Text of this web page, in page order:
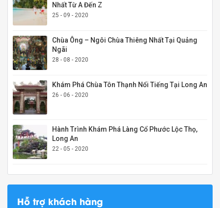
Nhất Từ A Đến Z
25 - 09 - 2020
Chùa Ông – Ngôi Chùa Thiêng Nhất Tại Quảng
Ngãi
28 - 08 - 2020
Khám Phá Chùa Tôn Thạnh Nổi Tiếng Tại Long An
26 - 06 - 2020
Hành Trình Khám Phá Làng Cổ Phước Lộc Thọ,
Long An
22 - 05 - 2020
Hỗ trợ khách hàng